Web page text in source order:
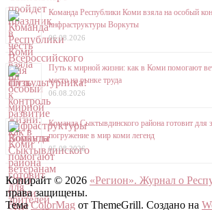
Команда Республики Коми взяла на особый
инфраструктуры Воркуты
06.08.2026
Путь к мирной жизни: как в Коми помогают
место на рынке труда
06.08.2026
Команда Сыктывдинского района готовит для
погружение в мир коми легенд
05.08.2026
Копирайт © 2026 «Регион». Журнал о
права защищены.
ТемаColorMag от ThemeGrill. Создано на